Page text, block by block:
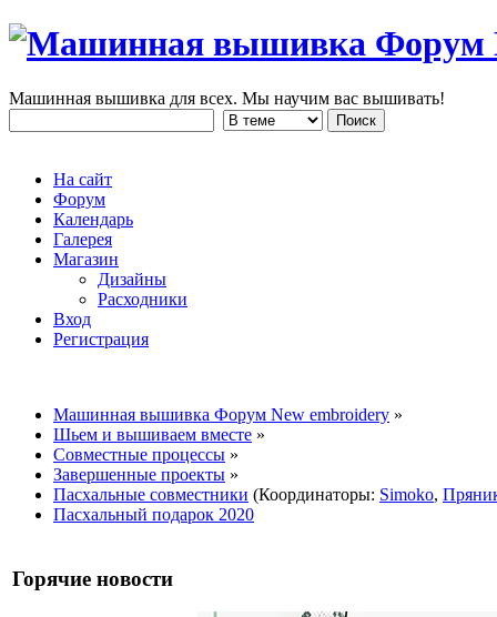
Машинная вышивка для всех. Мы научим вас вышивать!
На сайт
Форум
Календарь
Галерея
Магазин
Дизайны
Расходники
Вход
Регистрация
Машинная вышивка Форум New embroidery »
Шьем и вышиваем вместе »
Совместные процессы »
Завершенные проекты »
Пасхальные совместники (Координаторы: Simoko,
Пасхальный подарок 2020
Горячие новости